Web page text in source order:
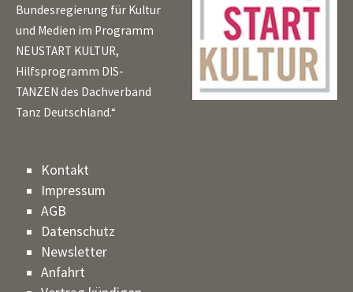
Bundesregierung für Kultur
und Medien im Programm
NEUSTART KULTUR,
Hilfsprogramm DIS-
TANZEN des Dachverband
Tanz Deutschland.“
Kontakt
Impressum
AGB
Datenschutz
Newsletter
Anfahrt